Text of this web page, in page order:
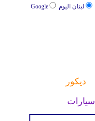
لبنان اليوم Google
ديكور
سيارات